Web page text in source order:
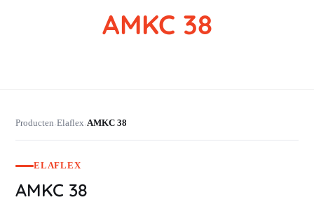
AMKC 38
Producten›Elaflex›AMKC 38
ELAFLEX
AMKC 38